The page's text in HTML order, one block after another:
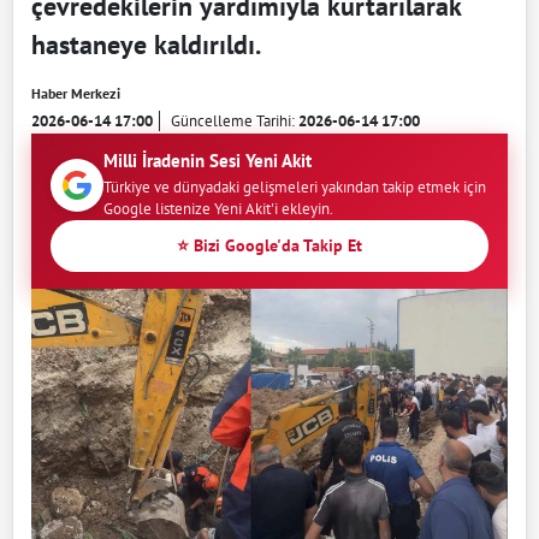
hastaneye kaldırıldı.
Haber Merkezi
2026-06-14 17:00 Güncelleme Tarihi:2026-06-14 17:00
Milli İradenin Sesi Yeni Akit
Türkiye ve dünyadaki gelişmeleri yakından takip etmek için
Google listenize Yeni Akit'i ekleyin.
⭐ Bizi Google'da Takip Et